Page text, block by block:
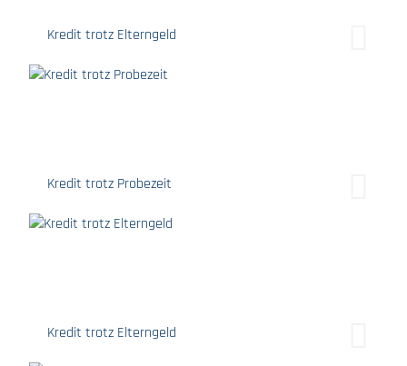
Kredit trotz Elterngeld
Kredit trotz Probezeit
Kredit trotz Elterngeld